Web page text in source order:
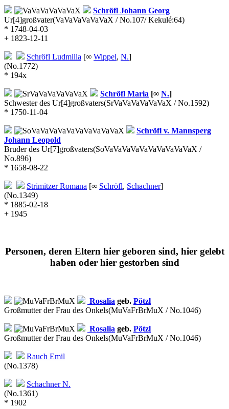
Schröfl Johann Georg
Ur[4]großvater(VaVaVaVaVaVaX / No.107/ Kekulé:64)
* 1748-04-03
+ 1823-12-11
Schröfl Ludmilla [∞ Wippel, N.]
(No.1772)
* 194x
Schröfl Maria [∞ N.]
Schwester des Ur[4]großvaters(SrVaVaVaVaVaVaX / No.1592)
* 1750-11-04
Schröfl v. Mannsperg
Johann Leopold
Bruder des Ur[7]großvaters(SoVaVaVaVaVaVaVaVaVaVaX /
No.896)
* 1658-08-22
StrimitzerRomana [∞ Schröfl, Schachner]
(No.1349)
* 1885-02-18
+ 1945
Personen, deren Eltern hier geboren sind, hier gelebt
haben oder hier gestorben sind
Rosalia geb. Pötzl
Großmutter der Frau des Onkels(MuVaFrBrMuX / No.1046)
Rosalia geb. Pötzl
Großmutter der Frau des Onkels(MuVaFrBrMuX / No.1046)
Rauch Emil
(No.1378)
SchachnerN.
(No.1361)
* 1902